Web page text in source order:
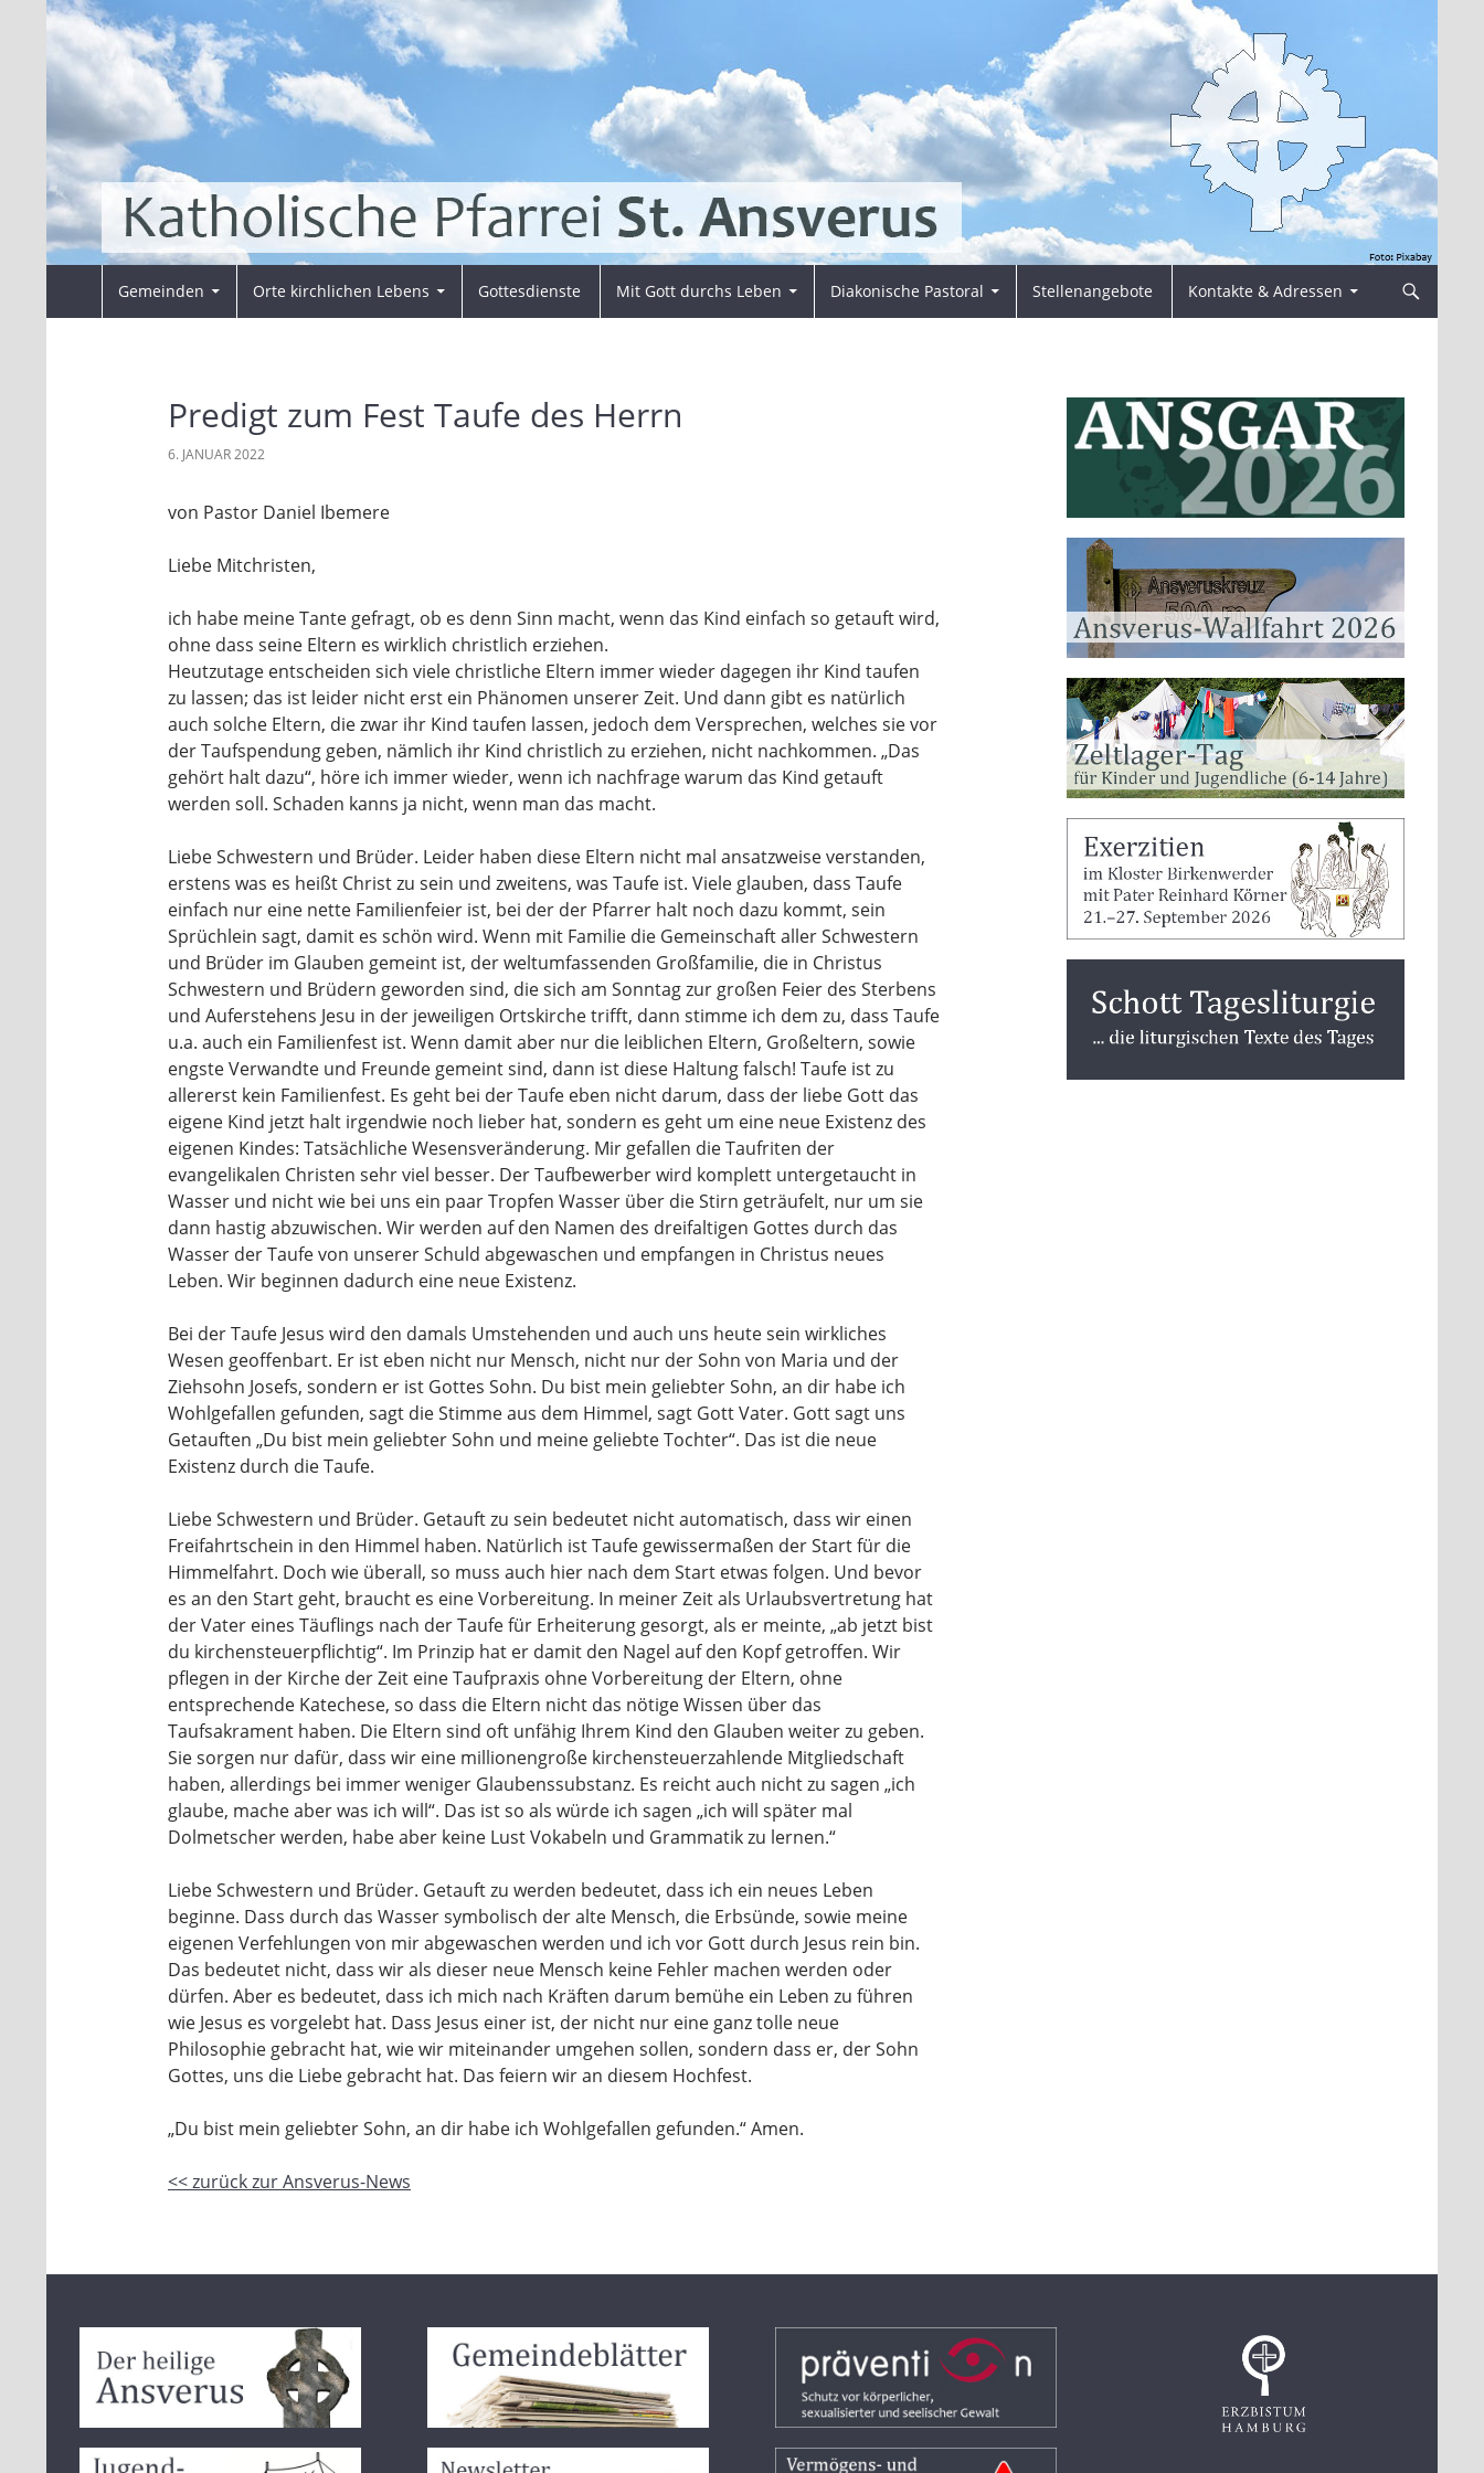
springen
Pfarrei Sankt Ansverus
Gemeinden Orte kirchlichen Lebens Gottesdienste Mit Gott durchs Leben Diakonische Pastoral Stellenangebote Kontakte & Adressen
Predigt zum Fest Taufe des Herrn
6. JANUAR 2022
von Pastor Daniel Ibemere
Liebe Mitchristen,
ich habe meine Tante gefragt, ob es denn Sinn macht, wenn das Kind einfach so getauft wird,
ohne dass seine Eltern es wirklich christlich erziehen.
Heutzutage entscheiden sich viele christliche Eltern immer wieder dagegen ihr Kind taufen
zu lassen; das ist leider nicht erst ein Phänomen unserer Zeit. Und dann gibt es natürlich
auch solche Eltern, die zwar ihr Kind taufen lassen, jedoch dem Versprechen, welches sie vor
der Taufspendung geben, nämlich ihr Kind christlich zu erziehen, nicht nachkommen. „Das
gehört halt dazu“, höre ich immer wieder, wenn ich nachfrage warum das Kind getauft
werden soll. Schaden kanns ja nicht, wenn man das macht.
Liebe Schwestern und Brüder. Leider haben diese Eltern nicht mal ansatzweise verstanden,
erstens was es heißt Christ zu sein und zweitens, was Taufe ist. Viele glauben, dass Taufe
einfach nur eine nette Familienfeier ist, bei der der Pfarrer halt noch dazu kommt, sein
Sprüchlein sagt, damit es schön wird. Wenn mit Familie die Gemeinschaft aller Schwestern
und Brüder im Glauben gemeint ist, der weltumfassenden Großfamilie, die in Christus
Schwestern und Brüdern geworden sind, die sich am Sonntag zur großen Feier des Sterbens
und Auferstehens Jesu in der jeweiligen Ortskirche trifft, dann stimme ich dem zu, dass Taufe
u.a. auch ein Familienfest ist. Wenn damit aber nur die leiblichen Eltern, Großeltern, sowie
engste Verwandte und Freunde gemeint sind, dann ist diese Haltung falsch! Taufe ist zu
allererst kein Familienfest. Es geht bei der Taufe eben nicht darum, dass der liebe Gott das
eigene Kind jetzt halt irgendwie noch lieber hat, sondern es geht um eine neue Existenz des
eigenen Kindes: Tatsächliche Wesensveränderung. Mir gefallen die Taufriten der
evangelikalen Christen sehr viel besser. Der Taufbewerber wird komplett untergetaucht in
Wasser und nicht wie bei uns ein paar Tropfen Wasser über die Stirn geträufelt, nur um sie
dann hastig abzuwischen. Wir werden auf den Namen des dreifaltigen Gottes durch das
Wasser der Taufe von unserer Schuld abgewaschen und empfangen in Christus neues
Leben. Wir beginnen dadurch eine neue Existenz.
Bei der Taufe Jesus wird den damals Umstehenden und auch uns heute sein wirkliches
Wesen geoffenbart. Er ist eben nicht nur Mensch, nicht nur der Sohn von Maria und der
Ziehsohn Josefs, sondern er ist Gottes Sohn. Du bist mein geliebter Sohn, an dir habe ich
Wohlgefallen gefunden, sagt die Stimme aus dem Himmel, sagt Gott Vater. Gott sagt uns
Getauften „Du bist mein geliebter Sohn und meine geliebte Tochter“. Das ist die neue
Existenz durch die Taufe.
Liebe Schwestern und Brüder. Getauft zu sein bedeutet nicht automatisch, dass wir einen
Freifahrtschein in den Himmel haben. Natürlich ist Taufe gewissermaßen der Start für die
Himmelfahrt. Doch wie überall, so muss auch hier nach dem Start etwas folgen. Und bevor
es an den Start geht, braucht es eine Vorbereitung. In meiner Zeit als Urlaubsvertretung hat
der Vater eines Täuflings nach der Taufe für Erheiterung gesorgt, als er meinte, „ab jetzt bist
du kirchensteuerpflichtig“. Im Prinzip hat er damit den Nagel auf den Kopf getroffen. Wir
pflegen in der Kirche der Zeit eine Taufpraxis ohne Vorbereitung der Eltern, ohne
entsprechende Katechese, so dass die Eltern nicht das nötige Wissen über das
Taufsakrament haben. Die Eltern sind oft unfähig Ihrem Kind den Glauben weiter zu geben.
Sie sorgen nur dafür, dass wir eine millionengroße kirchensteuerzahlende Mitgliedschaft
haben, allerdings bei immer weniger Glaubenssubstanz. Es reicht auch nicht zu sagen „ich
glaube, mache aber was ich will“. Das ist so als würde ich sagen „ich will später mal
Dolmetscher werden, habe aber keine Lust Vokabeln und Grammatik zu lernen.“
Liebe Schwestern und Brüder. Getauft zu werden bedeutet, dass ich ein neues Leben
beginne. Dass durch das Wasser symbolisch der alte Mensch, die Erbsünde, sowie meine
eigenen Verfehlungen von mir abgewaschen werden und ich vor Gott durch Jesus rein bin.
Das bedeutet nicht, dass wir als dieser neue Mensch keine Fehler machen werden oder
dürfen. Aber es bedeutet, dass ich mich nach Kräften darum bemühe ein Leben zu führen
wie Jesus es vorgelebt hat. Dass Jesus einer ist, der nicht nur eine ganz tolle neue
Philosophie gebracht hat, wie wir miteinander umgehen sollen, sondern dass er, der Sohn
Gottes, uns die Liebe gebracht hat. Das feiern wir an diesem Hochfest.
„Du bist mein geliebter Sohn, an dir habe ich Wohlgefallen gefunden.“ Amen.
<< zurück zur Ansverus-News